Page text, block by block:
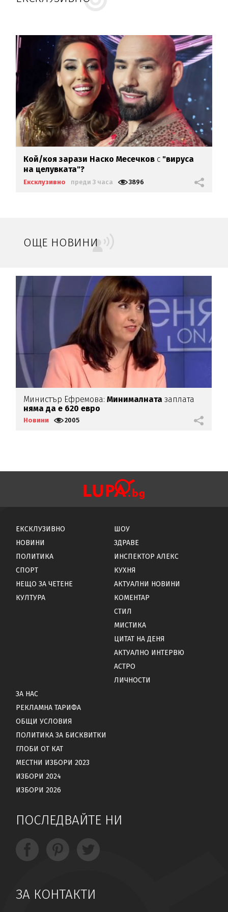
Кой/коя зарази Наско Месечков с "вируса
на целувката"?
Ексклузивно преди 3 часа 3896
ОЩЕ НОВИНИ
Министър Ефремова:Минималната заплата
няма да е 620 евро
Новини 2005
ЕКСКЛУЗИВНО
НОВИНИ
ПОЛИТИКА
СПОРТ
НЕЩО ЗА ЧЕТЕНЕ
КУЛТУРА
ШОУ
ЗДРАВЕ
ИНСПЕКТОР АЛЕКС
КУХНЯ
АКТУАЛНИ НОВИНИ
КОМЕНТАР
СТИЛ
МИСТИКА
ЦИТАТ НА ДЕНЯ
АКТУАЛНО ИНТЕРВЮ
АСТРО
ЛИЧНОСТИ
ЗА НАС
РЕКЛАМНА ТАРИФА
ОБЩИ УСЛОВИЯ
ПОЛИТИКА ЗА БИСКВИТКИ
ГЛОБИ ОТ КАТ
МЕСТНИ ИЗБОРИ 2023
ИЗБОРИ 2024
ИЗБОРИ 2026
ПОСЛЕДВАЙТЕ НИ
ЗА КОНТАКТИ